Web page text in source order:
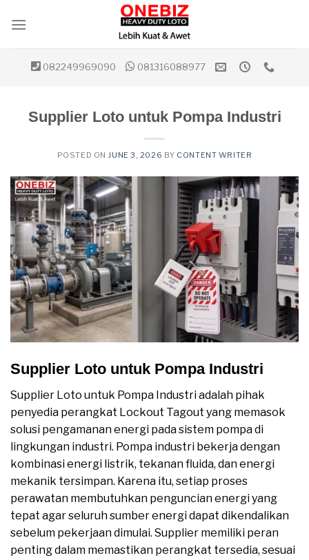
082249969090 081316088977
Supplier Loto untuk Pompa Industri
POSTED ON JUNE 3, 2026 BY CONTENT WRITER
Supplier Loto untuk Pompa Industri
Supplier Loto untuk Pompa Industri adalah pihak
penyedia perangkat Lockout Tagout yang memasok
solusi pengamanan energi pada sistem pompa di
lingkungan industri. Pompa industri bekerja dengan
kombinasi energi listrik, tekanan fluida, dan energi
mekanik tersimpan. Karena itu, setiap proses
perawatan membutuhkan penguncian energi yang
tepat agar seluruh sumber energi dapat dikendalikan
sebelum pekerjaan dimulai. Supplier memiliki peran
penting dalam memastikan perangkat tersedia, sesuai